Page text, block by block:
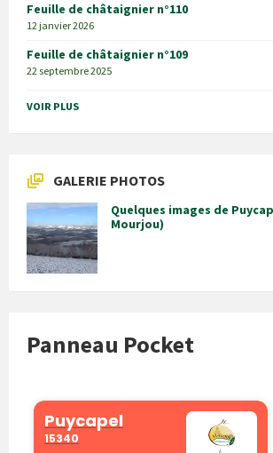
Feuille de châtaignier n°110
12 janvier 2026
Feuille de châtaignier n°109
22 septembre 2025
VOIR PLUS
GALERIE PHOTOS
Quelques images de
Mourjou)
Panneau Pocket